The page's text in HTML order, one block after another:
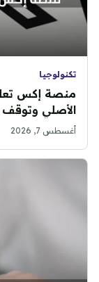
تكنولوجيا
منصة إكس
الأصلي وتوقف
أغسطس 7, 2026